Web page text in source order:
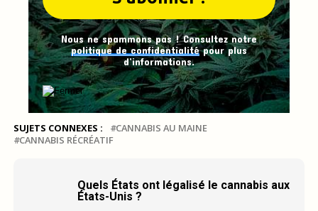
Nous ne spammons pas ! Consultez notre
politique de confidentialitépour plus
d’informations.
SUJETS CONNEXES :
CANNABIS AU MAINE
CANNABIS RÉCRÉATIF
Quels États ont légalisé le cannabis aux
États-Unis ?